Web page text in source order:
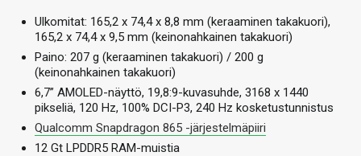
Ulkomitat: 165,2 x 74,4 x 8,8 mm (keraaminen takakuori),
165,2 x 74,4 x 9,5 mm (keinonahkainen takakuori)
Paino: 207 g (keraaminen takakuori) / 200 g
(keinonahkainen takakuori)
6,7” AMOLED-näyttö, 19,8:9-kuvasuhde, 3168 x 1440
pikseliä, 120 Hz, 100% DCI-P3, 240 Hz kosketustunnistus
Qualcomm Snapdragon 865 -järjestelmäpiiri
12 Gt LPDDR5 RAM-muistia